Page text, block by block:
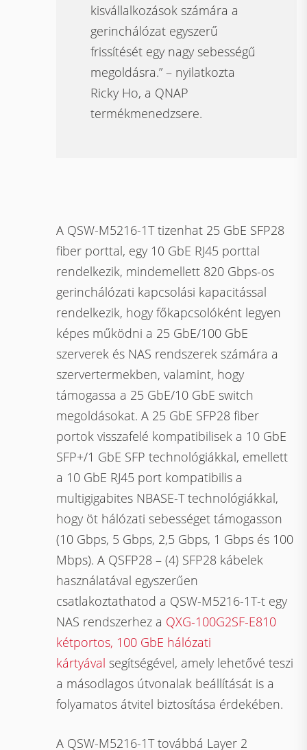
kisvállalkozások számára a
gerinchálózat egyszerű
frissítését egy nagy sebességű
megoldásra.” – nyilatkozta
Ricky Ho, a QNAP
termékmenedzsere.
A QSW-M5216-1T tizenhat 25 GbE SFP28
fiber porttal, egy 10 GbE RJ45 porttal
rendelkezik, mindemellett 820 Gbps-os
gerinchálózati kapcsolási kapacitással
rendelkezik, hogy főkapcsolóként legyen
képes működni a 25 GbE/100 GbE
szerverek és NAS rendszerek számára a
szervertermekben, valamint, hogy
támogassa a 25 GbE/10 GbE switch
megoldásokat. A 25 GbE SFP28 fiber
portok visszafelé kompatibilisek a 10 GbE
SFP+/1 GbE SFP technológiákkal, emellett
a 10 GbE RJ45 port kompatibilis a
multigigabites NBASE-T technológiákkal,
hogy öt hálózati sebességet támogasson
(10 Gbps, 5 Gbps, 2,5 Gbps, 1 Gbps és 100
Mbps). A QSFP28 – (4) SFP28 kábelek
használatával egyszerűen
csatlakoztathatod a QSW-M5216-1T-t egy
NAS rendszerhez a QXG-100G2SF-E810
kétportos, 100 GbE hálózati
kártyával segítségével, amely lehetővé teszi
a másodlagos útvonalak beállítását is a
folyamatos átvitel biztosítása érdekében.
A QSW-M5216-1T továbbá Layer 2